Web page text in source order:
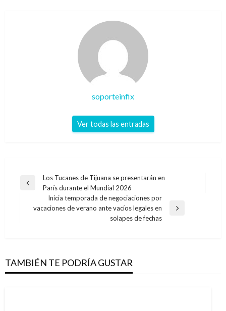
soporteinfix
Ver todas las entradas
Navegación
entradas
Entrada
Los Tucanes de Tijuana se presentarán en
París durante el Mundial 2026
Entrada
Inicia temporada de negociaciones por
vacaciones de verano ante vacíos legales en
solapes de fechas
TAMBIÉN TE PODRÍA GUSTAR